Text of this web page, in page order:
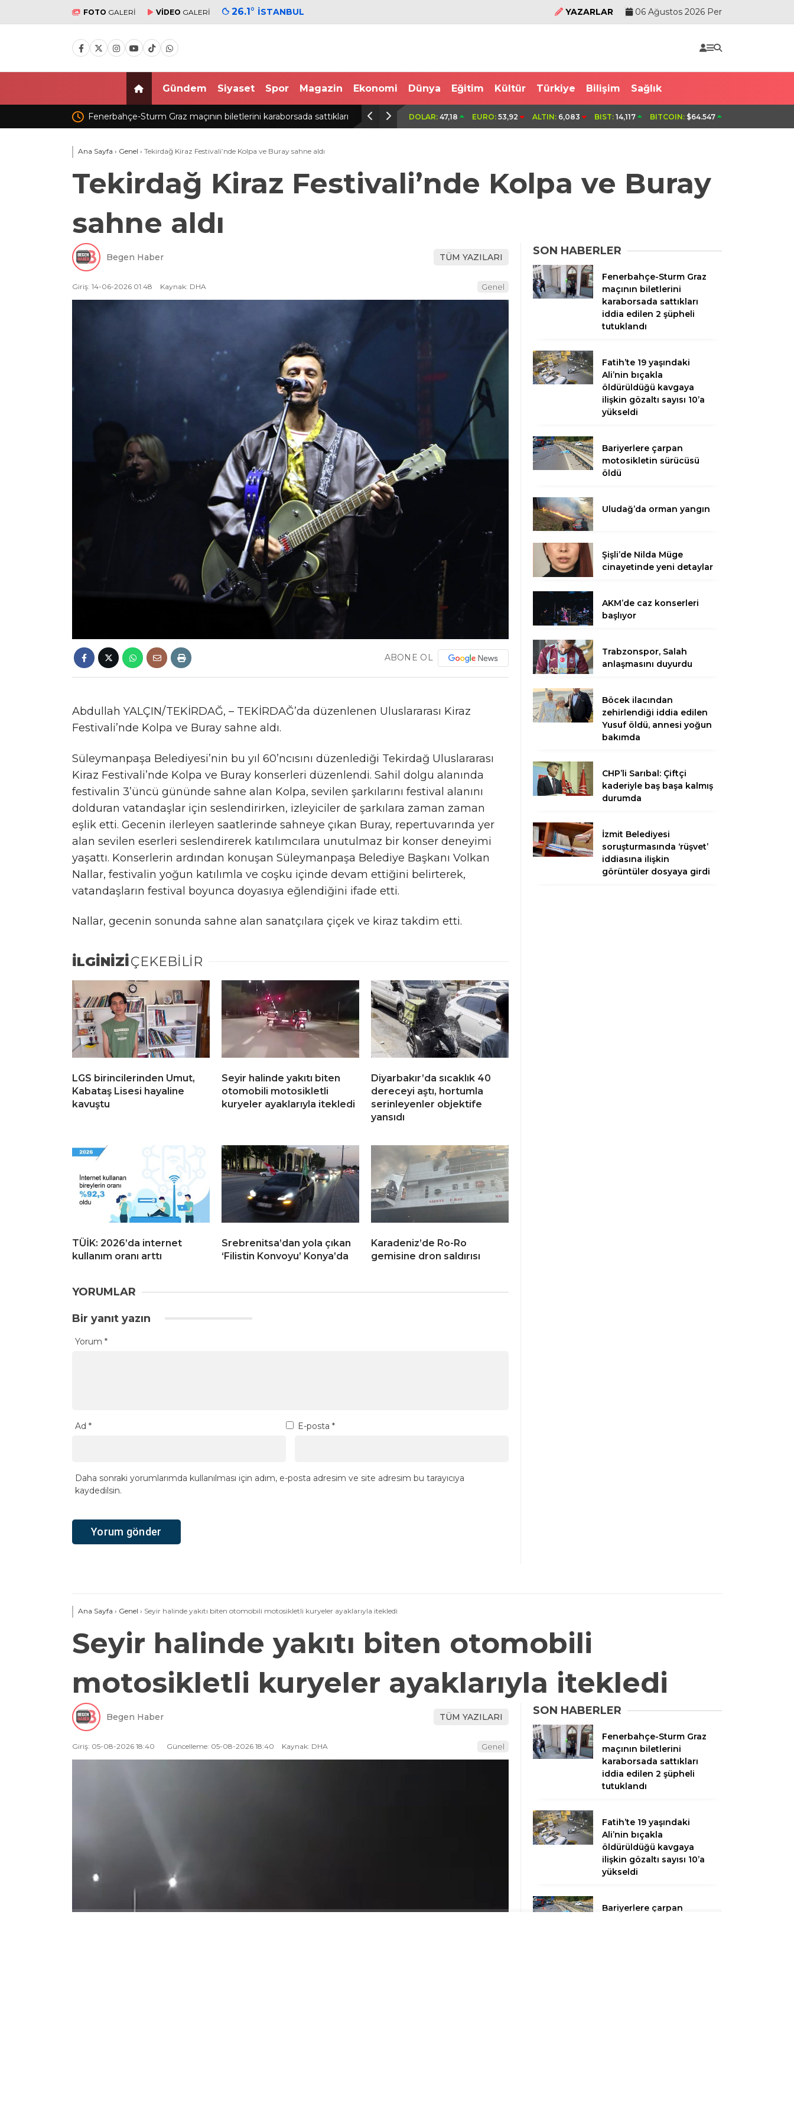
FOTO GALERİ VİDEO GALERİ 26.1° İSTANBUL YAZARLAR 06 Ağustos 2026 Per
Gündem Siyaset Spor Magazin Ekonomi Dünya Eğitim Kültür Türkiye Bilişim Sağlık
karaborsada sattıkları Fatih’te 19 yaşındaki Ali’nin bıçakla öldürüldüğü kavgaya ilişkin Bariyerlere çarpan motosikletin sürücüsü öldü Uludağ’da orman yangın
DOLAR: 47,18 EURO: 53,92 ALTIN: 6,083 BIST: 14,117 BITCOIN: $64.547
Ana Sayfa › Genel › Tekirdağ Kiraz Festivali’nde Kolpa ve Buray sahne aldı
Tekirdağ Kiraz Festivali’nde Kolpa ve Buray
sahne aldı
Begen Haber TÜM YAZILARI
Giriş: 14-06-2026 01:48 Kaynak: DHA Genel
ABONE OL
Abdullah YALÇIN/TEKİRDAĞ, – TEKİRDAĞ’da düzenlenen Uluslararası Kiraz
Festivali’nde Kolpa ve Buray sahne aldı.
Süleymanpaşa Belediyesi’nin bu yıl 60’ncısını düzenlediği Tekirdağ Uluslararası
Kiraz Festivali’nde Kolpa ve Buray konserleri düzenlendi. Sahil dolgu alanında
festivalin 3’üncü gününde sahne alan Kolpa, sevilen şarkılarını festival alanını
dolduran vatandaşlar için seslendirirken, izleyiciler de şarkılara zaman zaman
eşlik etti. Gecenin ilerleyen saatlerinde sahneye çıkan Buray, repertuvarında yer
alan sevilen eserleri seslendirerek katılımcılara unutulmaz bir konser deneyimi
yaşattı. Konserlerin ardından konuşan Süleymanpaşa Belediye Başkanı Volkan
Nallar, festivalin yoğun katılımla ve coşku içinde devam ettiğini belirterek,
vatandaşların festival boyunca doyasıya eğlendiğini ifade etti.
Nallar, gecenin sonunda sahne alan sanatçılara çiçek ve kiraz takdim etti.
İLGİNİZİÇEKEBİLİR
LGS birincilerinden Umut,
Kabataş Lisesi hayaline
kavuştu
Seyir halinde yakıtı biten
otomobili motosikletli
kuryeler ayaklarıyla itekledi
Diyarbakır’da sıcaklık 40
dereceyi aştı, hortumla
serinleyenler objektife
yansıdı
TÜİK: 2026’da internet
kullanım oranı arttı
Srebrenitsa’dan yola çıkan
‘Filistin Konvoyu’ Konya’da
Karadeniz’de Ro-Ro
gemisine dron saldırısı
YORUMLAR
Bir yanıt yazın
Yorum *
Ad * E-posta *
Daha sonraki yorumlarımda kullanılması için adım, e-posta adresim ve site adresim bu tarayıcıya
kaydedilsin.
SON HABERLER
Fenerbahçe-Sturm Graz
maçının biletlerini
karaborsada sattıkları
iddia edilen 2 şüpheli
tutuklandı
Fatih’te 19 yaşındaki
Ali’nin bıçakla
öldürüldüğü kavgaya
ilişkin gözaltı sayısı 10’a
yükseldi
Bariyerlere çarpan
motosikletin sürücüsü
öldü
Uludağ’da orman yangın
Şişli’de Nilda Müge
cinayetinde yeni detaylar
AKM’de caz konserleri
başlıyor
Trabzonspor, Salah
anlaşmasını duyurdu
Böcek ilacından
zehirlendiği iddia edilen
Yusuf öldü, annesi yoğun
bakımda
CHP’li Sarıbal: Çiftçi
kaderiyle baş başa kalmış
durumda
İzmit Belediyesi
soruşturmasında ‘rüşvet’
iddiasına ilişkin
görüntüler dosyaya girdi
Ana Sayfa › Genel › Seyir halinde yakıtı biten otomobili motosikletli kuryeler ayaklarıyla itekledi
Seyir halinde yakıtı biten otomobili
motosikletli kuryeler ayaklarıyla itekledi
Begen Haber TÜM YAZILARI
Giriş: 05-08-2026 18:40 Güncelleme: 05-08-2026 18:40 Kaynak: DHA Genel
SON HABERLER
Fenerbahçe-Sturm Graz
maçının biletlerini
karaborsada sattıkları
iddia edilen 2 şüpheli
tutuklandı
Fatih’te 19 yaşındaki
Ali’nin bıçakla
öldürüldüğü kavgaya
ilişkin gözaltı sayısı 10’a
yükseldi
Bariyerlere çarpan